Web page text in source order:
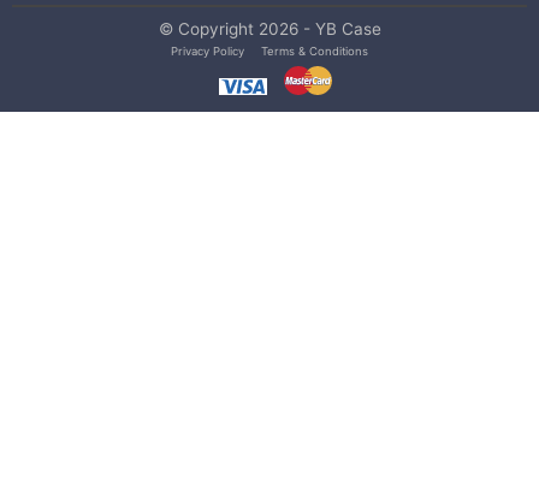
© Copyright 2026 - YB Case
Privacy Policy Terms & Conditions